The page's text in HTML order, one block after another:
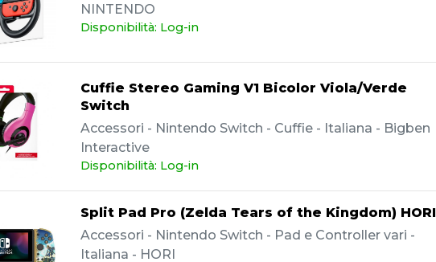
NINTENDO
Disponibilità: Log-in
Cuffie Stereo Gaming V1 Bicolor Viola/Verde
Switch
Accessori - Nintendo Switch - Cuffie - Italiana - Bigben
Interactive
Disponibilità: Log-in
Split Pad Pro (Zelda Tears of the Kingdom) HORI
Accessori - Nintendo Switch - Pad e Controller vari -
Italiana - HORI